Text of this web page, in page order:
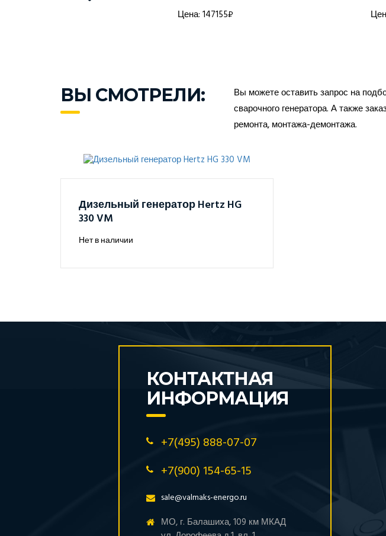
Цена: 147155₽
ВЫ СМОТРЕЛИ:
Вы можете оставить запрос на
сварочного генератора. А также
ремонта, монтажа-демонтажа.
Дизельный генератор Hertz HG
330 VM
Нет в наличии
КОНТАКТНАЯ
ИНФОРМАЦИЯ
+7(495) 888-07-07
+7(900) 154-65-15
sale@valmaks-energo.ru
МО, г. Балашиха, 109 км МКАД